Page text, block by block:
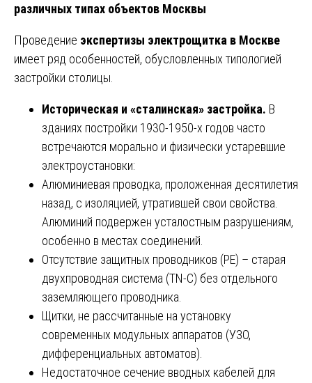
различных типах объектов Москвы
Проведение экспертизы электрощитка в Москве
имеет ряд особенностей, обусловленных типологией
застройки столицы.
Историческая и «сталинская» застройка. В
зданиях постройки 1930-1950-х годов часто
встречаются морально и физически устаревшие
электроустановки:
Алюминиевая проводка, проложенная десятилетия
назад, с изоляцией, утратившей свои свойства.
Алюминий подвержен усталостным разрушениям,
особенно в местах соединений.
Отсутствие защитных проводников (РЕ) – старая
двухпроводная система (TN-C) без отдельного
заземляющего проводника.
Щитки, не рассчитанные на установку
современных модульных аппаратов (УЗО,
дифференциальных автоматов).
Недостаточное сечение вводных кабелей для